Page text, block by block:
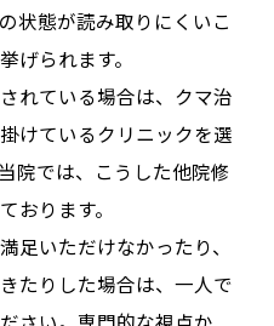
状態が読み取りにくいこ
げられます。
れている場合は、 クマ治
けているクリニックを選
院では、こうした他院修
おります。
足いただけなかったり、
たりした場合は、一人で